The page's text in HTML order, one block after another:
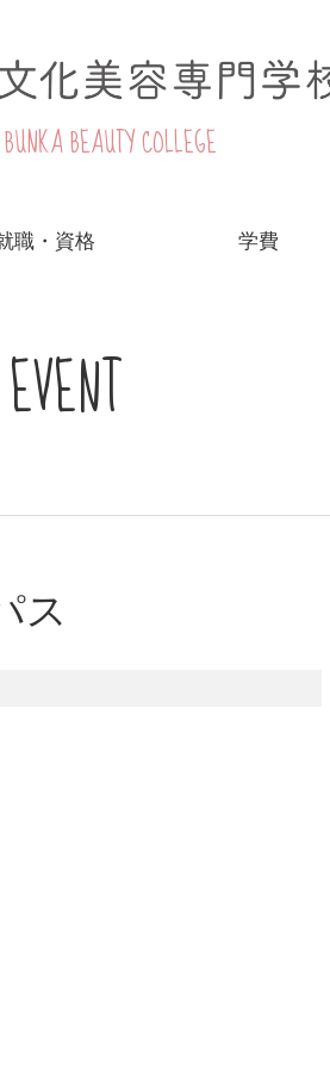
BEAUTY COLLEGE
職・資格 学費
EVENT
ス